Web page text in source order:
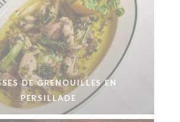
DE GRENOUILLES EN
PERSILLADE